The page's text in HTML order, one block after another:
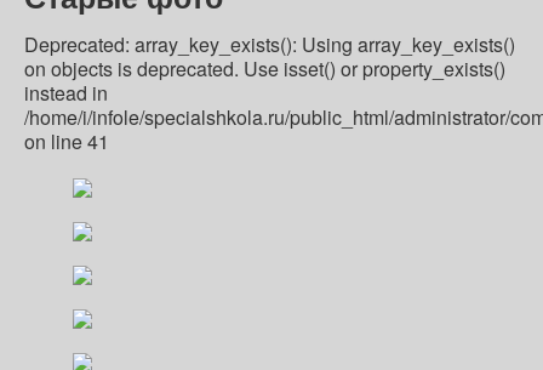
Deprecated: array_key_exists(): Using array_key_exists()
on objects is deprecated. Use isset() or property_exists()
instead in
/home/i/infole/specialshkola.ru/public_html/administrator/
on line 41